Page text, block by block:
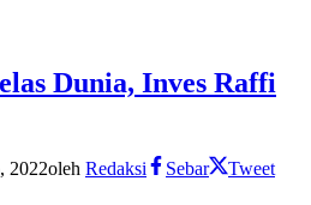
Dunia, Inves Raffi
2022oleh Redaksi Sebar Tweet